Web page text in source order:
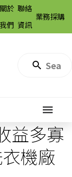
關於
我們
聯絡
資訊
業務採購
益多寡
機廠